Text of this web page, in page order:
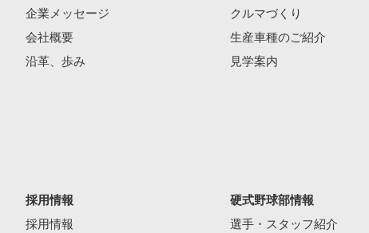
企業メッセージ
会社概要
沿革、歩み
クルマづくり
生産車種のご紹介
見学案内
採用情報
採用情報
硬式野球部情報
選手・スタッフ紹介